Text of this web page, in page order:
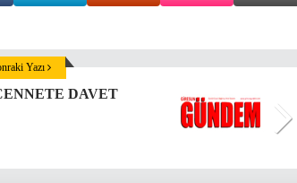
DAVET
Yazı